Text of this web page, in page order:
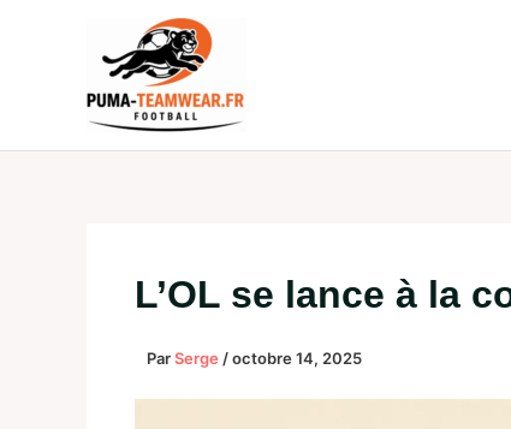
L’OL se lance à la
ParSerge /octobre 14, 2025